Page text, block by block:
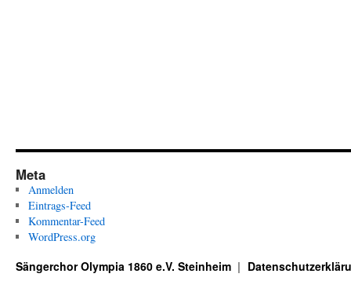
Meta
Anmelden
Eintrags-Feed
Kommentar-Feed
WordPress.org
Sängerchor Olympia 1860 e.V. Steinheim